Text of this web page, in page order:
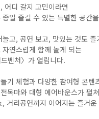
어디 갈지 고민이라면
종일 즐길 수 있는 특별한 공간
놀고, 공연 보고, 맛있는 것도 즐
자연스럽게 함께 놀게 되는
드벤처〉가 열립니다.
기 체험과 다양한 참여형 콘텐
목마와 대형 에어바운스가 펼
, 거리공연까지 이어지는 즐거